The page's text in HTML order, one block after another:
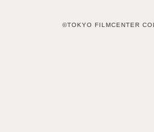
©TOKYO FILMCENTER